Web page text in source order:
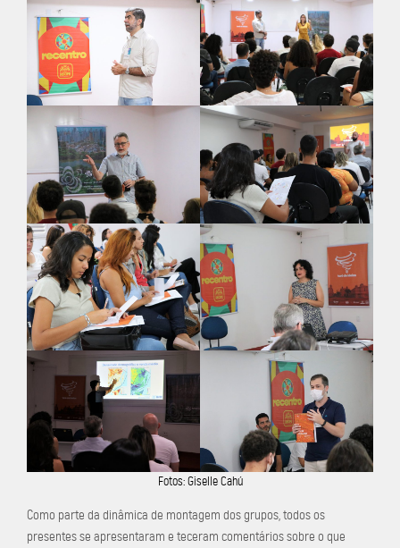
Fotos: Giselle Cahú
Como parte da dinâmica de montagem dos grupos, todos os
presentes se apresentaram e teceram comentários sobre o que